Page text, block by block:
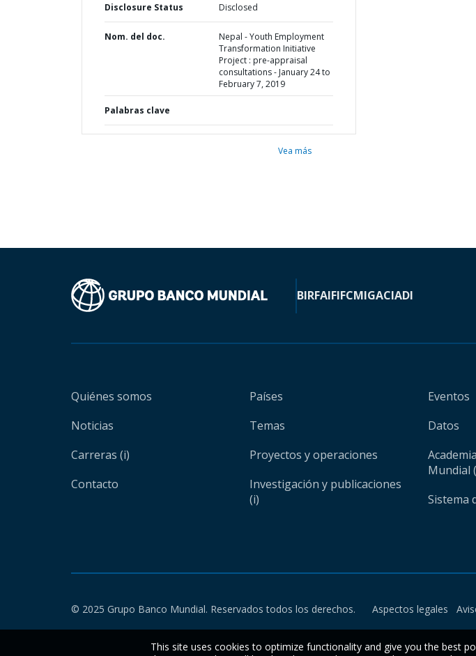
Disclosure Status Disclosed
Nom. del doc.
Nepal - Youth Employment
Transformation Initiative
Project : pre-appraisal
consultations - January 24 to
February 7, 2019
Palabras clave
Vea más
BIRFAIFIFCMIGACIADI
Quiénes somos
Noticias
Carreras (i)
Contacto
Países
Temas
Proyectos y operaciones
Investigación y publicaciones
(i)
Eventos
Datos
Mundial
Sistema
© 2025 Grupo Banco Mundial. Reservados todos los derechos. Aspectos legales
This site uses cookies to optimize functionality and give you the best